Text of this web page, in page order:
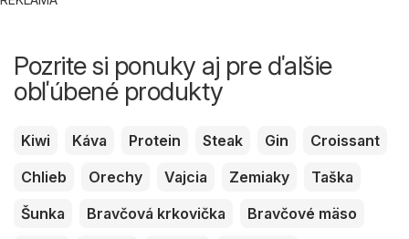
Pozrite si ponuky aj pre ďalšie
obľúbené produkty
Kiwi Káva Protein Steak Gin
Croissant
Chlieb
Orechy Vajcia Zemiaky
Taška
Šunka
Bravčová krkovička
Bravčové mäso